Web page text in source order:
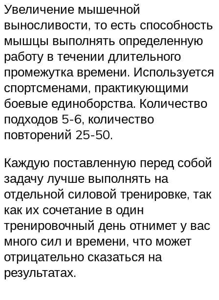
Увеличение мышечной
выносливости, то есть способность
мышцы выполнять определенную
работу в течении длительного
промежутка времени. Используется
спортсменами, практикующими
боевые единоборства. Количество
подходов 5-6, количество
повторений 25-50.
Каждую поставленную перед собой
задачу лучше выполнять на
отдельной силовой тренировке, так
как их сочетание в один
тренировочный день отнимет у вас
много сил и времени, что может
отрицательно сказаться на
результатах.